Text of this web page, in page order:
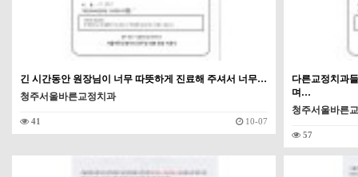
긴 시간동안 원장님이 너무 따뜻하게 진료해 주셔서 너무…
청주서울바른교정치과
41 10-07
다른교정치과
며…
청주서울바른
57